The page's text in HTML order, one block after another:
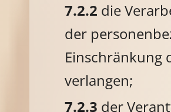
die
der
Einschränkung
verlangen;
der